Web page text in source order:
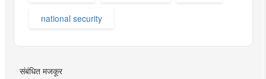
national security
संबंधित मजकूर